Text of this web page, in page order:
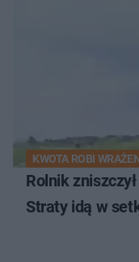
KWOTA ROBI
Rolnik
Straty idą w